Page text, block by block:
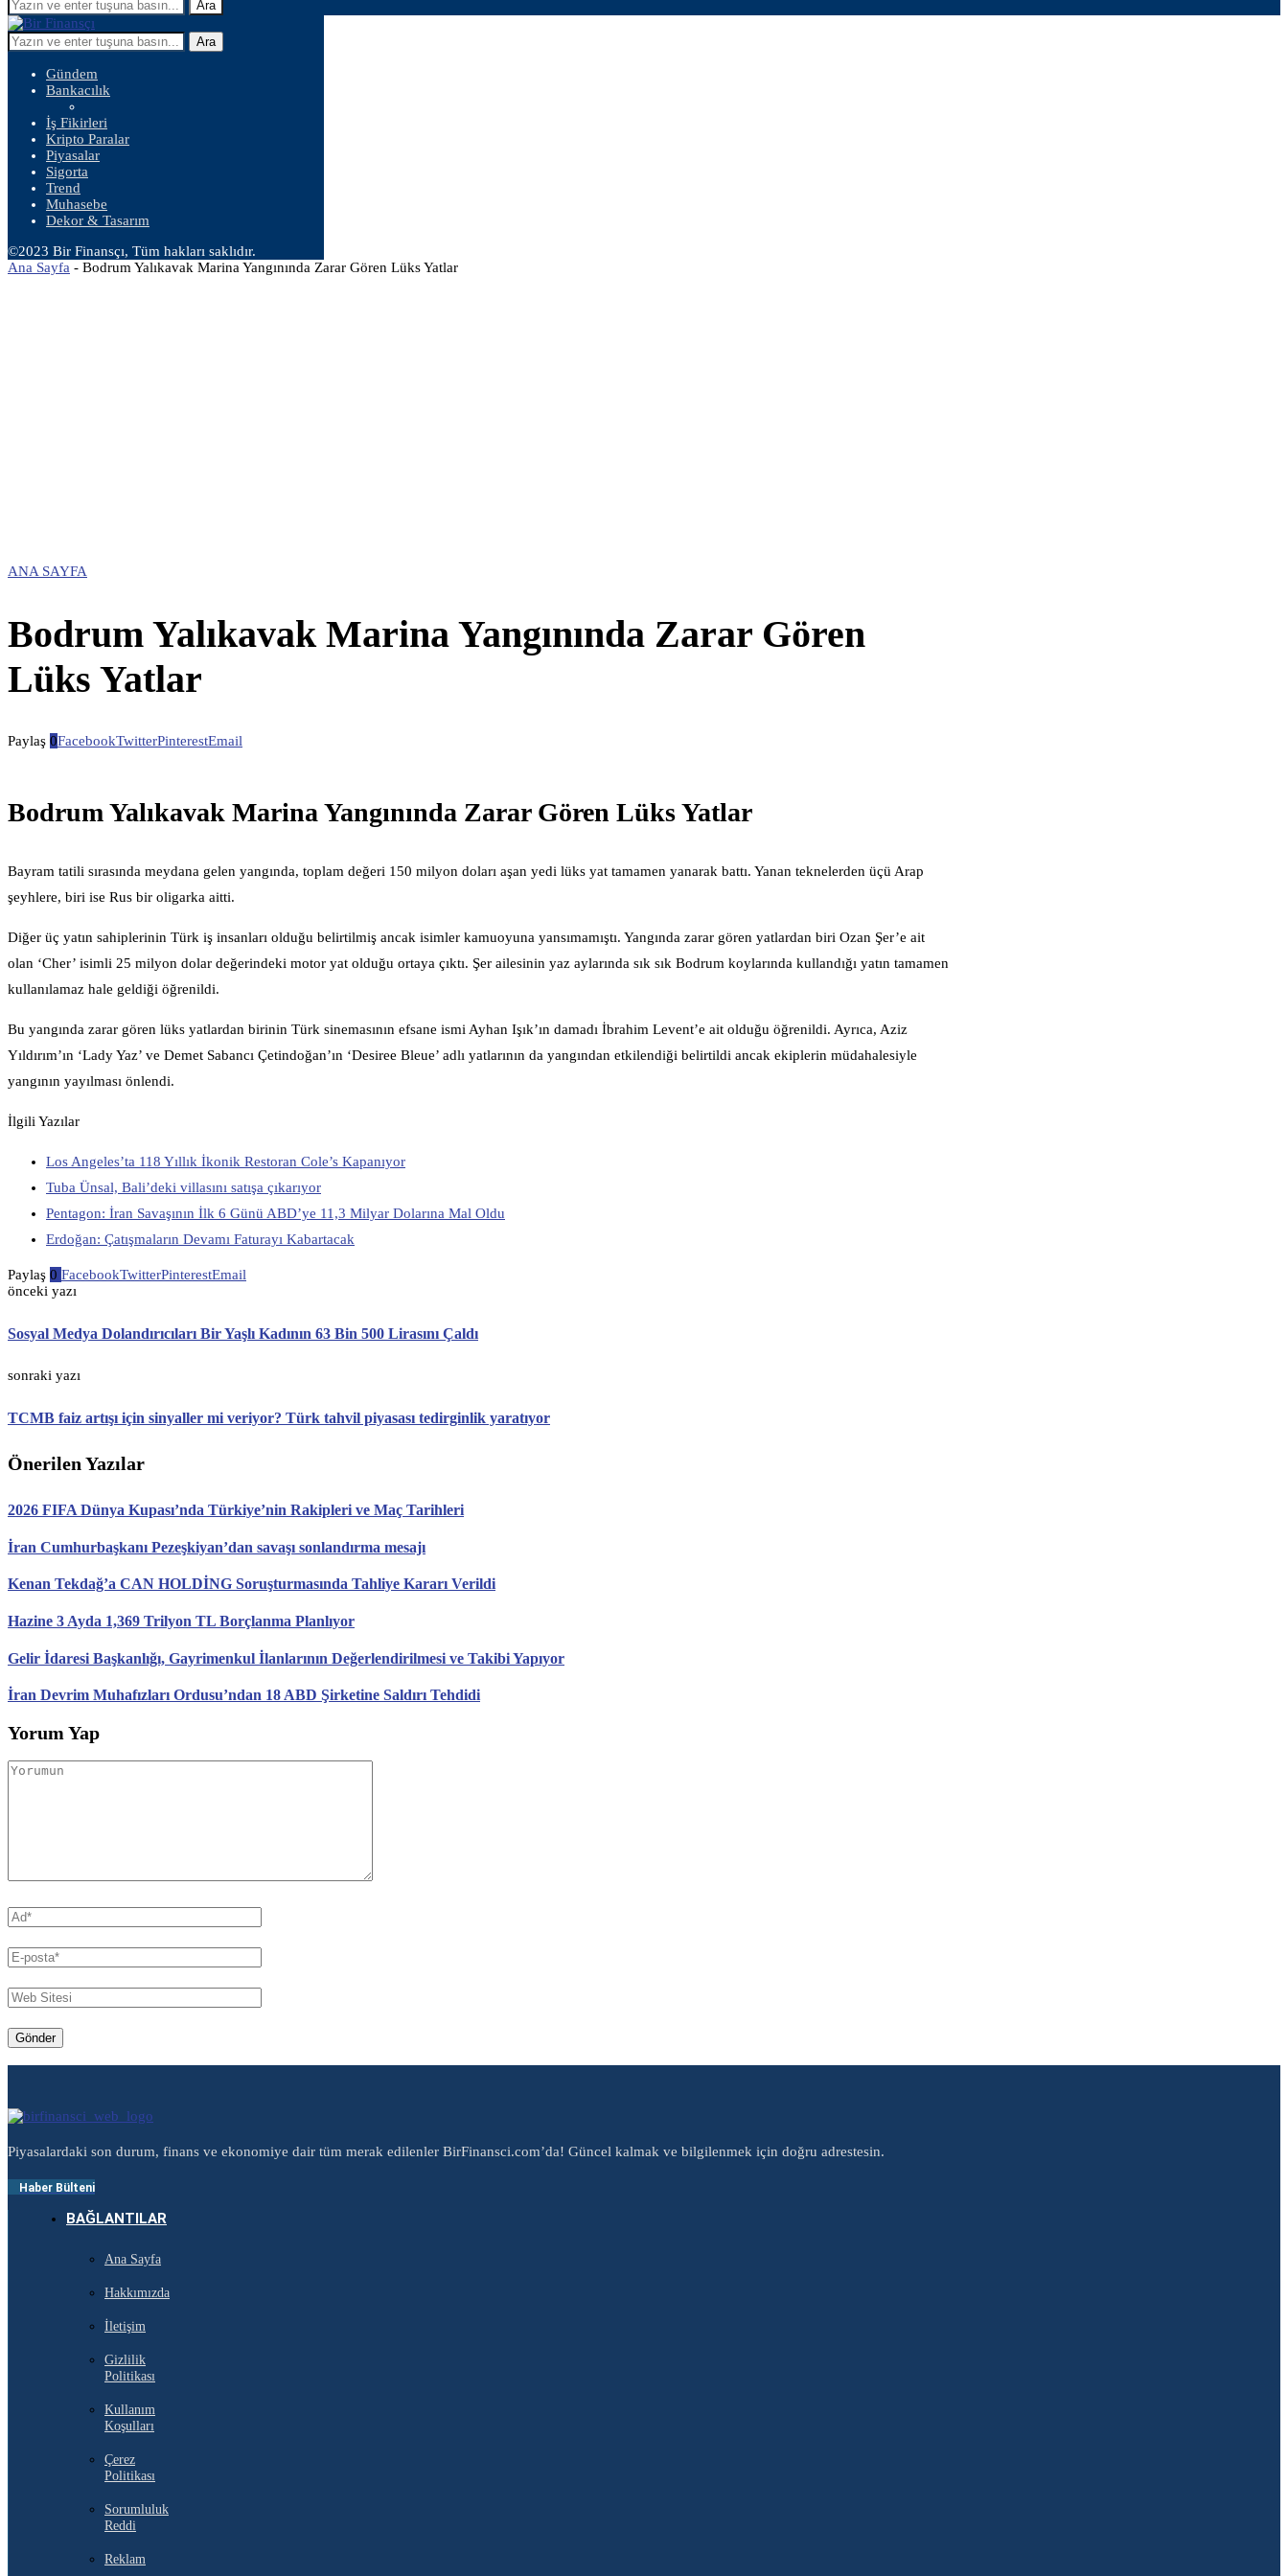
Ara
Ara
Gündem
Bankacılık
İş Fikirleri
Kripto Paralar
Piyasalar
Sigorta
Trend
Muhasebe
Dekor & Tasarım
©2023 Bir Finansçı, Tüm hakları saklıdır.
Ana Sayfa - Bodrum Yalıkavak Marina Yangınında Zarar Gören Lüks Yatlar
ANA SAYFA
Bodrum Yalıkavak Marina Yangınında Zarar Gören
Lüks Yatlar
Paylaş 0FacebookTwitterPinterestEmail
Bodrum Yalıkavak Marina Yangınında Zarar Gören Lüks Yatlar
Bayram tatili sırasında meydana gelen yangında, toplam değeri 150 milyon doları aşan yedi lüks yat tamamen yanarak battı. Yanan teknelerden üçü Arap
şeyhlere, biri ise Rus bir oligarka aitti.
Diğer üç yatın sahiplerinin Türk iş insanları olduğu belirtilmiş ancak isimler kamuoyuna yansımamıştı. Yangında zarar gören yatlardan biri Ozan Şer’e ait
olan ‘Cher’ isimli 25 milyon dolar değerindeki motor yat olduğu ortaya çıktı. Şer ailesinin yaz aylarında sık sık Bodrum koylarında kullandığı yatın tamamen
kullanılamaz hale geldiği öğrenildi.
Bu yangında zarar gören lüks yatlardan birinin Türk sinemasının efsane ismi Ayhan Işık’ın damadı İbrahim Levent’e ait olduğu öğrenildi. Ayrıca, Aziz
Yıldırım’ın ‘Lady Yaz’ ve Demet Sabancı Çetindoğan’ın ‘Desiree Bleue’ adlı yatlarının da yangından etkilendiği belirtildi ancak ekiplerin müdahalesiyle
yangının yayılması önlendi.
İlgili Yazılar
Los Angeles’ta 118 Yıllık İkonik Restoran Cole’s Kapanıyor
Tuba Ünsal, Bali’deki villasını satışa çıkarıyor
Pentagon: İran Savaşının İlk 6 Günü ABD’ye 11,3 Milyar Dolarına Mal Oldu
Erdoğan: Çatışmaların Devamı Faturayı Kabartacak
Paylaş 0 FacebookTwitterPinterestEmail
önceki yazı
Sosyal Medya Dolandırıcıları Bir Yaşlı Kadının 63 Bin 500 Lirasını Çaldı
sonraki yazı
TCMB faiz artışı için sinyaller mi veriyor? Türk tahvil piyasası tedirginlik yaratıyor
Önerilen Yazılar
2026 FIFA Dünya Kupası’nda Türkiye’nin Rakipleri ve Maç Tarihleri
İran Cumhurbaşkanı Pezeşkiyan’dan savaşı sonlandırma mesajı
Kenan Tekdağ’a CAN HOLDİNG Soruşturmasında Tahliye Kararı Verildi
Hazine 3 Ayda 1,369 Trilyon TL Borçlanma Planlıyor
Gelir İdaresi Başkanlığı, Gayrimenkul İlanlarının Değerlendirilmesi ve Takibi Yapıyor
İran Devrim Muhafızları Ordusu’ndan 18 ABD Şirketine Saldırı Tehdidi
Yorum Yap
Piyasalardaki son durum, finans ve ekonomiye dair tüm merak edilenler BirFinansci.com’da! Güncel kalmak ve bilgilenmek için doğru adrestesin.
Haber Bülteni
BAĞLANTILAR
Ana Sayfa
Hakkımızda
İletişim
Gizlilik
Politikası
Kullanım
Koşulları
Çerez
Politikası
Sorumluluk
Reddi
Reklam